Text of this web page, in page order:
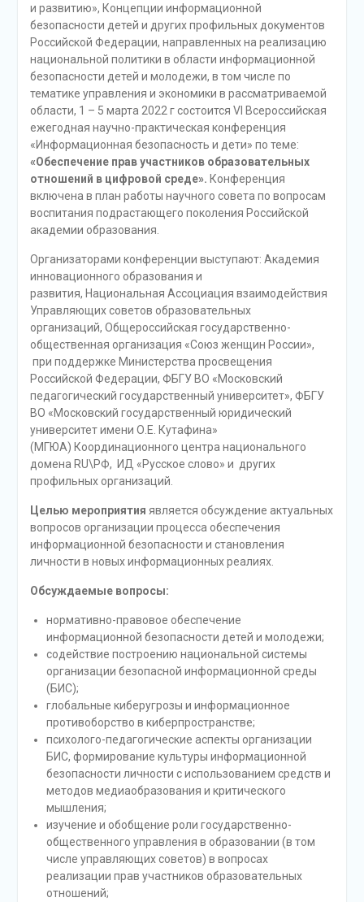
и развитию», Концепции информационной
безопасности детей и других профильных документов
Российской Федерации, направленных на реализацию
национальной политики в области информационной
безопасности детей и молодежи, в том числе по
тематике управления и экономики в рассматриваемой
области, 1 – 5 марта 2022 г состоится VI Всероссийская
ежегодная научно-практическая конференция
«Информационная безопасность и дети» по теме:
«Обеспечение прав участников образовательных
отношений в цифровой среде». Конференция
включена в план работы научного совета по вопросам
воспитания подрастающего поколения Российской
академии образования.
Организаторами конференции выступают: Академия
инновационного образования и
развития, Национальная Ассоциация взаимодействия
Управляющих советов образовательных
организаций, Общероссийская государственно-
общественная организация «Союз женщин России»,
при поддержке Министерства просвещения
Российской Федерации, ФБГУ ВО «Московский
педагогический государственный университет», ФБГУ
ВО «Московский государственный юридический
университет имени О.Е. Кутафина»
(МГЮА) Координационного центра национального
домена RU\РФ, ИД «Русское слово» и других
профильных организаций.
Целью мероприятия является обсуждение актуальных
вопросов организации процесса обеспечения
информационной безопасности и становления
личности в новых информационных реалиях.
Обсуждаемые вопросы:
нормативно-правовое обеспечение
информационной безопасности детей и молодежи;
содействие построению национальной системы
организации безопасной информационной среды
(БИС);
глобальные киберугрозы и информационное
противоборство в киберпространстве;
психолого-педагогические аспекты организации
БИС, формирование культуры информационной
безопасности личности с использованием средств и
методов медиаобразования и критического
мышления;
изучение и обобщение роли государственно-
общественного управления в образовании (в том
числе управляющих советов) в вопросах
реализации прав участников образовательных
отношений;